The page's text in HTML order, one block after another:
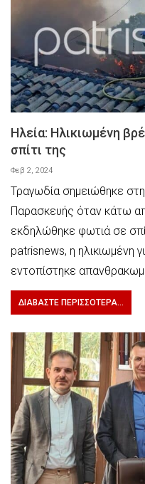
Ηλεία: Ηλικιωμένη
σπίτι της
Φεβ 2, 2024
Τραγωδία σημειώθηκε
Παρασκευής όταν κάτω
εκδηλώθηκε φωτιά σε
patrisnews, η ηλικιωμένη
εντοπίστηκε
ΔΙΑΒΆΣΤΕ ΠΕΡΙΣΣΌΤΕΡΑ...